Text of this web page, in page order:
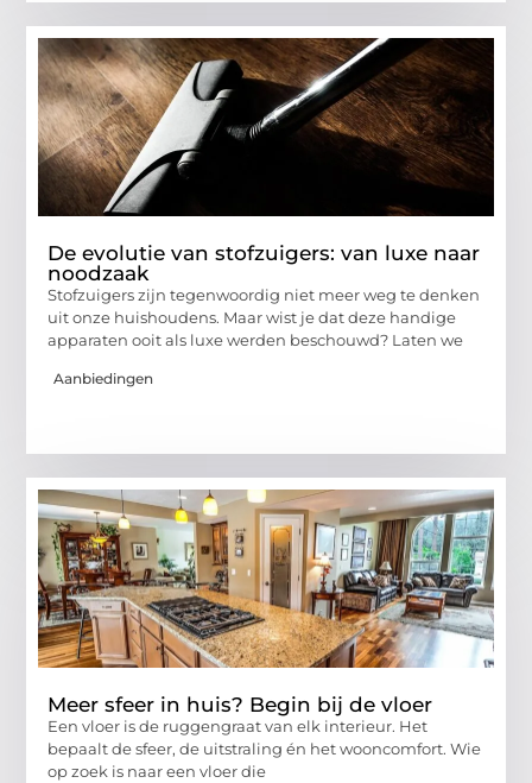
De evolutie van stofzuigers: van luxe naar
noodzaak
Stofzuigers zijn tegenwoordig niet meer weg te denken
uit onze huishoudens. Maar wist je dat deze handige
apparaten ooit als luxe werden beschouwd? Laten we
Aanbiedingen
Meer sfeer in huis? Begin bij de vloer
Een vloer is de ruggengraat van elk interieur. Het
bepaalt de sfeer, de uitstraling én het wooncomfort. Wie
op zoek is naar een vloer die